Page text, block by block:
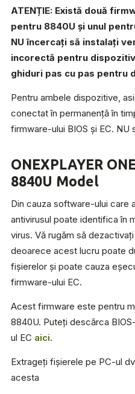
ATENȚIE: Există două
pentru 8840U și unul
NU încercați să instalați
incorectă pentru
ghiduri pas cu pas
Pentru ambele dispozitive,
conectat în permanență în
firmware-ului BIOS și EC.
ONEXPLAYER
8840U Model
Din cauza software-ului care
antivirusul poate identifica în
virus. Vă rugăm să
deoarece acest lucru poate
fișierelor și poate cauza
firmware-ului EC.
Acest firmware este pentru
8840U. Puteți descărca
ul EC aici.
Extrageți fișierele pe PC-ul
acesta